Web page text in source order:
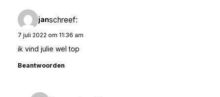
janschreef:
7 juli 2022 om 11:36 am
ik vind julie wel top
Beantwoorden